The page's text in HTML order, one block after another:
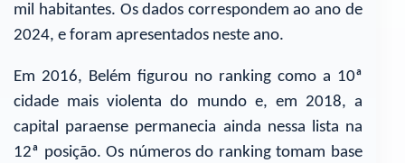
mil habitantes. Os dados correspondem ao ano de
2024, e foram apresentados neste ano.
Em 2016, Belém figurou no ranking como a 10ª
cidade mais violenta do mundo e, em 2018, a
capital paraense permanecia ainda nessa lista na
12ª posição. Os números do ranking tomam base